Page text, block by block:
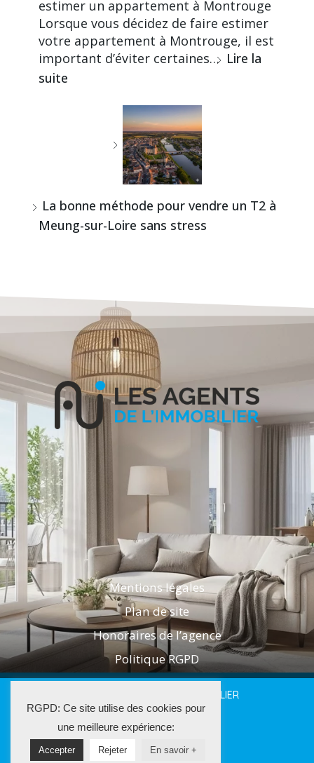
estimer un appartement à Montrouge
Lorsque vous décidez de faire estimer
votre appartement à Montrouge, il est
important d’éviter certaines… Lire la
suite
La bonne méthode pour vendre un T2 à
Meung-sur-Loire sans stress
Mentions légales
Plan de site
Honoraires de l’agence
Politique RGPD
2025 LES AGENTS DE L'IMMOBILIER
La Solution Immo
RGPD: Ce site utilise des cookies pour
une meilleure expérience:
Accepter Rejeter En savoir +